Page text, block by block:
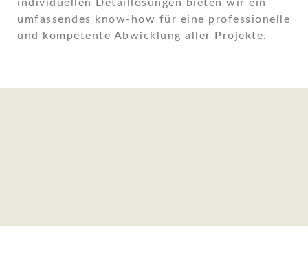
individuellen Detaillösungen bieten wir ein
umfassendes know-how für eine professionelle
und kompetente Abwicklung aller Projekte.